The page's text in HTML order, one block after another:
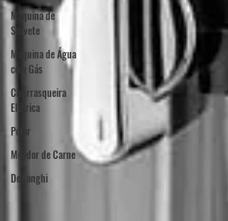
Máquina de
Sorvete
Máquina de Água
com Gás
Churrasqueira
Elétrica
Polar
Moedor de Carne
De'Longhi